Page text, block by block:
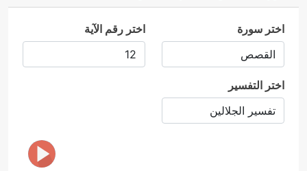
اختر سورة اختر رقم الآية
اختر التفسير